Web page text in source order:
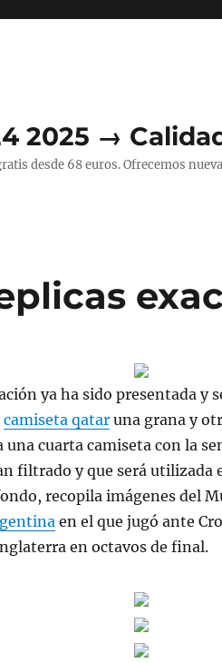
2025 →
desde 68 euros. Ofrecemos
ya ha sido presentada y
camiseta qataruna grana y
una cuarta camiseta con la
filtrado y que será utilizada
recopila imágenes del
en el que jugó ante
en octavos de final.